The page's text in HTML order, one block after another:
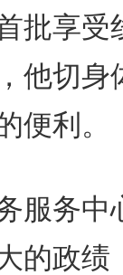
批享受
他切身
便利。
务中
的政绩